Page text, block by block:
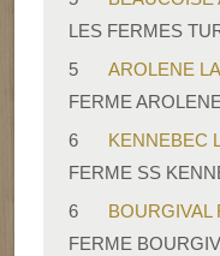
LES FERMES
5
AROLENE
FERME
6
KENNEBEC
FERME SS
6
BOURGIVAL
FERME